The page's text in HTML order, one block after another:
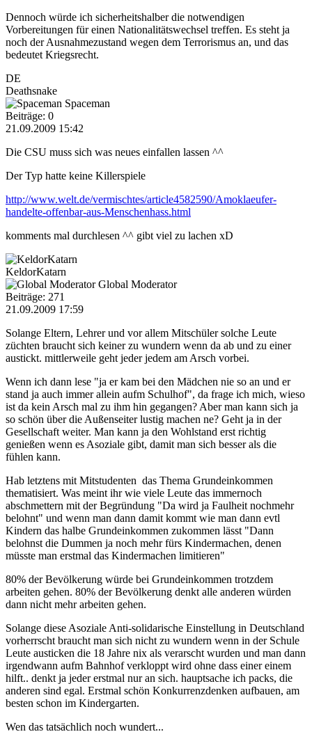
Dennoch würde ich sicherheitshalber die notwendigen
Vorbereitungen für einen Nationalitätswechsel treffen. Es steht ja
noch der Ausnahmezustand wegen dem Terrorismus an, und das
bedeutet Kriegsrecht.
DE
Deathsnake
Spaceman
Beiträge: 0
21.09.2009 15:42
Die CSU muss sich was neues einfallen lassen ^^
Der Typ hatte keine Killerspiele
http://www.welt.de/vermischtes/article4582590/Amoklaeufer-
handelte-offenbar-aus-Menschenhass.html
komments mal durchlesen ^^ gibt viel zu lachen xD
KeldorKatarn
Global Moderator
Beiträge: 271
21.09.2009 17:59
Solange Eltern, Lehrer und vor allem Mitschüler solche Leute
züchten braucht sich keiner zu wundern wenn da ab und zu einer
austickt. mittlerweile geht jeder jedem am Arsch vorbei.
Wenn ich dann lese "ja er kam bei den Mädchen nie so an und er
stand ja auch immer allein aufm Schulhof", da frage ich mich, wieso
ist da kein Arsch mal zu ihm hin gegangen? Aber man kann sich ja
so schön über die Außenseiter lustig machen ne? Geht ja in der
Gesellschaft weiter. Man kann ja den Wohlstand erst richtig
genießen wenn es Asoziale gibt, damit man sich besser als die
fühlen kann.
Hab letztens mit Mitstudenten das Thema Grundeinkommen
thematisiert. Was meint ihr wie viele Leute das immernoch
abschmettern mit der Begründung "Da wird ja Faulheit nochmehr
belohnt" und wenn man dann damit kommt wie man dann evtl
Kindern das halbe Grundeinkommen zukommen lässt "Dann
belohnst die Dummen ja noch mehr fürs Kindermachen, denen
müsste man erstmal das Kindermachen limitieren"
80% der Bevölkerung würde bei Grundeinkommen trotzdem
arbeiten gehen. 80% der Bevölkerung denkt alle anderen würden
dann nicht mehr arbeiten gehen.
Solange diese Asoziale Anti-solidarische Einstellung in Deutschland
vorherrscht braucht man sich nicht zu wundern wenn in der Schule
Leute austicken die 18 Jahre nix als verarscht wurden und man dann
irgendwann aufm Bahnhof verkloppt wird ohne dass einer einem
hilft.. denkt ja jeder erstmal nur an sich. hauptsache ich packs, die
anderen sind egal. Erstmal schön Konkurrenzdenken aufbauen, am
besten schon im Kindergarten.
Wen das tatsächlich noch wundert...